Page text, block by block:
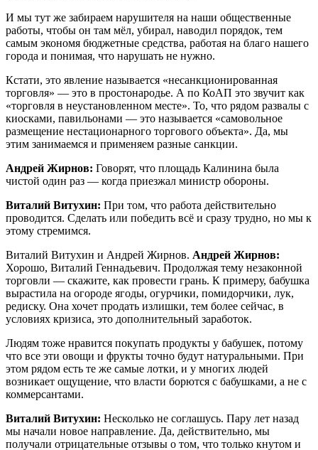
И мы тут же забираем нарушителя на наши общественные
работы, чтобы он там мёл, убирал, наводил порядок, тем
самым экономя бюджетные средства, работая на благо нашего
города и понимая, что нарушать не нужно.
Кстати, это явление называется «несанкционированная
торговля» — это в простонародье. А по КоАП это звучит как
«торговля в неустановленном месте». То, что рядом развалы с
киосками, павильонами — это называется «самовольное
размещение нестационарного торгового объекта». Да, мы
этим занимаемся и применяем разные санкции.
Андрей Жирнов: Говорят, что площадь Калинина была
чистой один раз — когда приезжал министр обороны.
Виталий Витухин: При том, что работа действительно
проводится. Сделать или победить всё и сразу трудно, но мы к
этому стремимся.
Виталий Витухин и Андрей Жирнов. Андрей Жирнов:
Хорошо, Виталий Геннадьевич. Продолжая тему незаконной
торговли — скажите, как провести грань. К примеру, бабушка
вырастила на огороде ягоды, огурчики, помидорчики, лук,
редиску. Она хочет продать излишки, тем более сейчас, в
условиях кризиса, это дополнительный заработок.
Людям тоже нравится покупать продукты у бабушек, потому
что все эти овощи и фрукты точно будут натуральными. При
этом рядом есть те же самые лотки, и у многих людей
возникает ощущение, что власти борются с бабушками, а не с
коммерсантами.
Виталий Витухин: Несколько не соглашусь. Пару лет назад
мы начали новое направление. Да, действительно, мы
получали отрицательные отзывы о том, что только кнутом и